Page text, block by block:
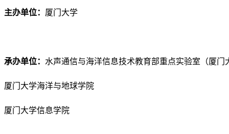
主办单位： 厦门大学
承办单位： 水声通信与海洋信息技术教育部重点实验室（厦门
厦门大学海洋与地球学院
厦门大学信息学院